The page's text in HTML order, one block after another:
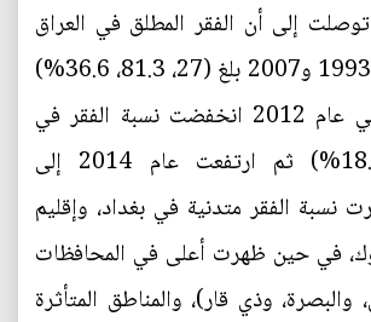
إلى أن الفقر المطلق في العراق
للأعوام 1988 و1993 و2007 بلغ (27، 81.3، 36.6%)
على التوالي، وفي عام 2012 انخفضت نسبة الفقر في
العراق إلى (18.9%) ثم ارتفعت عام 2014 إلى
نسبة الفقر متدنية في بغداد، وإقليم
في حين ظهرت أعلى في المحافظات
والبصرة، وذي قار)، والمناطق المتأثرة